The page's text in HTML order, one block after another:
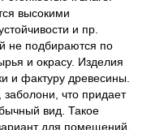
высокими
и пр.
не подбираются по
и окрасу. Изделия
и фактуру древесины.
заболони, что придает
вид. Такое
для помещений,